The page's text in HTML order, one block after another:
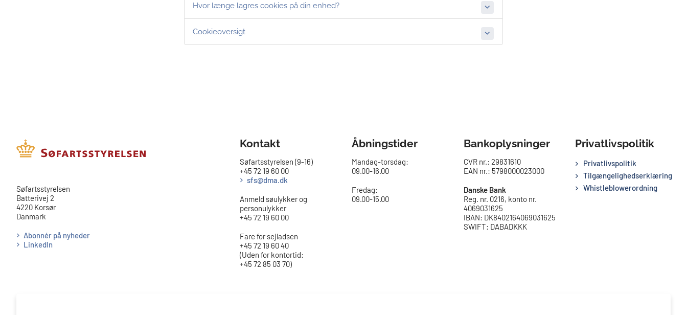
Hvor længe lagres cookies på din enhed?
Cookieoversigt
​​Søfartsstyrelsen
Batterivej 2
4220 Korsør
Danmark
Abonnér på nyheder
LinkedIn
Kontakt
Søfartsstyrelsen (9-16)
+45 72 19 60 00
sfs@dma.dk
Anmeld søulykker og
personulykker
+45 72 19 60 00
Fare for sejladsen
+45 72 19 60 40
(Uden for kontortid:
+45 72 85 03 70)
Åbningstider
Mandag-torsdag:
09.00-16.00​
Fredag:
09.00-15.00
Bankoplysninger
CVR nr.: 29831610
EAN nr.: 5798000023000
Danske Bank
Reg. nr. 0216, konto nr.
4069031625
IBAN: DK8402164069031625
SWIFT: DABADKKK
Privatlivspolitik
Privatlivspolitik
Tilgængelighedserklæring
Whistleblowerordning